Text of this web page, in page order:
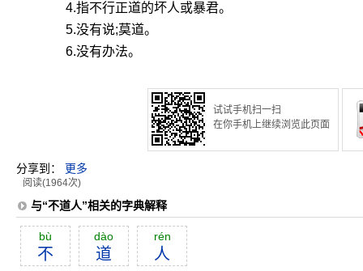
4.指不行正道的坏人或暴君。
5.没有说;莫道。
6.没有办法。
试试手机扫一扫
在你手机上继续浏览此页面
分享到： 更多
阅读(1964次)
与“不道人”相关的字典解释
bù
不
dào
道
rén
人